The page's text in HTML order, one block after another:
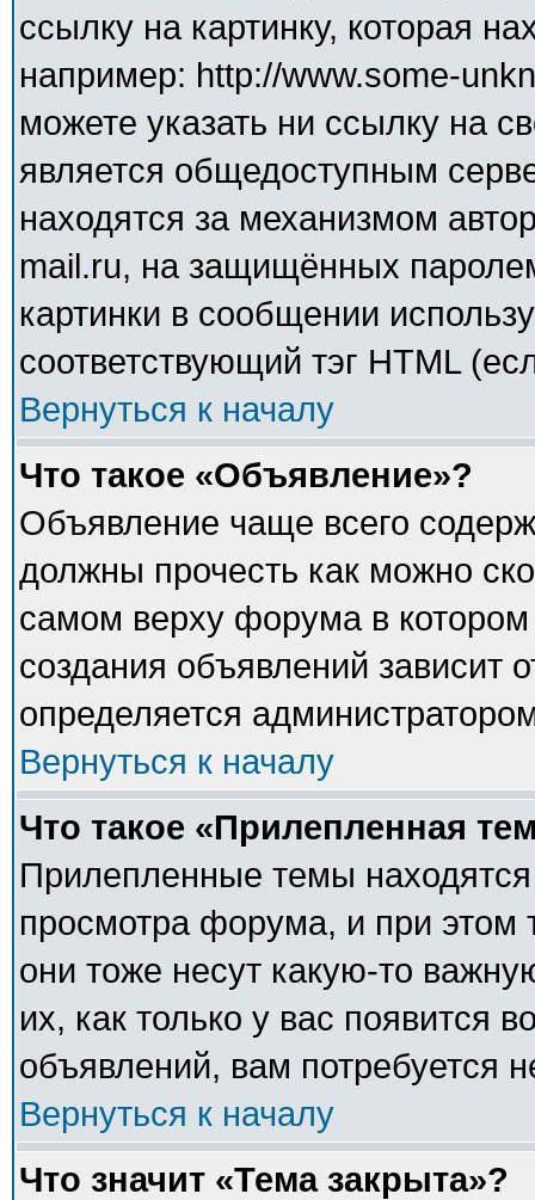
ссылку на картинку, которая
например: http://www.some-
можете указать ни ссылку на
является общедоступным
находятся за механизмом
mail.ru, на защищённых
картинки в сообщении
соответствующий тэг HTML
Вернуться к началу
Что такое «Объявление»?
Объявление чаще всего
должны прочесть как можно
самом верху форума в
создания объявлений зависит
определяется
Вернуться к началу
Что такое «Прилепленная
Прилепленные темы
просмотра форума, и при этом
они тоже несут какую-то
их, как только у вас появится
объявлений, вам потребуется
Вернуться к началу
Что значит «Тема закрыта»?